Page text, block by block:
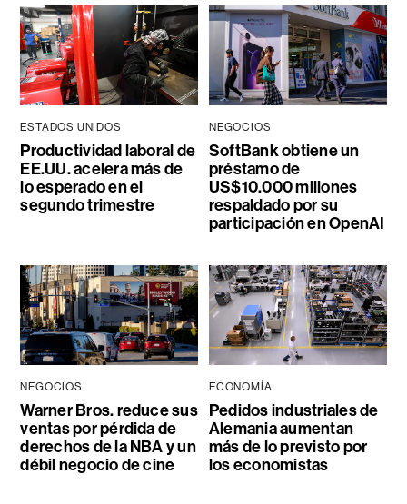
ESTADOS UNIDOS
Productividad laboral de
EE.UU. acelera más de
lo esperado en el
segundo trimestre
NEGOCIOS
SoftBank obtiene un
préstamo de
US$10.000 millones
respaldado por su
participación en OpenAI
NEGOCIOS
Warner Bros. reduce sus
ventas por pérdida de
derechos de la NBA y un
débil negocio de cine
ECONOMÍA
Pedidos industriales de
Alemania aumentan
más de lo previsto por
los economistas